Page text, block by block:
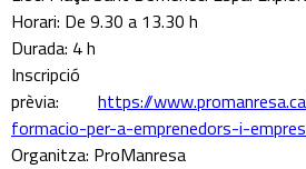
Horari: De 9.30 a 13.30 h
Durada: 4 h
Inscripció
prèvia: https://
formacio-per-a-emprenedors-i-
Organitza: ProManresa